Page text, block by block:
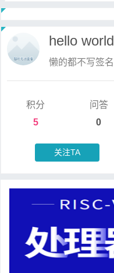
hello world
懒的都不写签名
积分
5
问答
0
关注TA